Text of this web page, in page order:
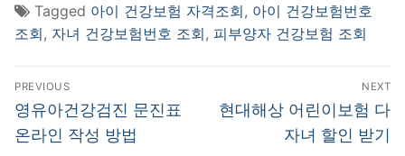
Tagged 아이 건강보험 자격조회, 아이 건강보험번호
조회, 자녀 건강보험번호 조회, 피부양자 건강보험 조회
글
내
비
PREVIOUS
Previous
post:
영유아건강검진 문진표
온라인 작성 방법
NEXT
Next
현대해상 어린이보험 다
자녀 할인 받기